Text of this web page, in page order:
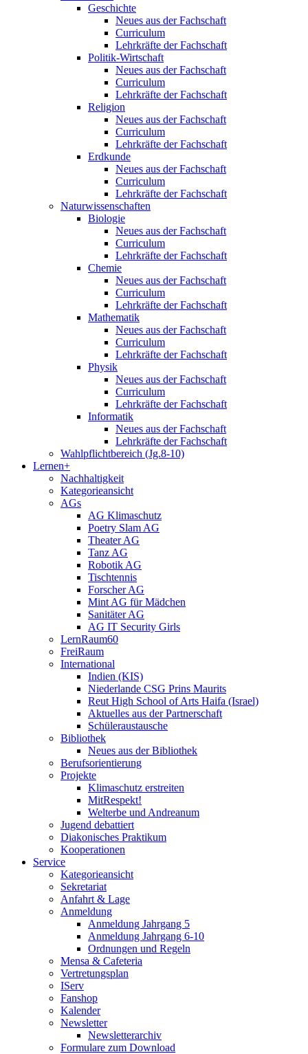
Geschichte
Neues aus der Fachschaft
Curriculum
Lehrkräfte der Fachschaft
Politik-Wirtschaft
Neues aus der Fachschaft
Curriculum
Lehrkräfte der Fachschaft
Religion
Neues aus der Fachschaft
Curriculum
Lehrkräfte der Fachschaft
Erdkunde
Neues aus der Fachschaft
Curriculum
Lehrkräfte der Fachschaft
Naturwissenschaften
Biologie
Neues aus der Fachschaft
Curriculum
Lehrkräfte der Fachschaft
Chemie
Neues aus der Fachschaft
Curriculum
Lehrkräfte der Fachschaft
Mathematik
Neues aus der Fachschaft
Curriculum
Lehrkräfte der Fachschaft
Physik
Neues aus der Fachschaft
Curriculum
Lehrkräfte der Fachschaft
Informatik
Neues aus der Fachschaft
Lehrkräfte der Fachschaft
Wahlpflichtbereich (Jg.8-10)
Lernen+
Nachhaltigkeit
Kategorieansicht
AGs
AG Klimaschutz
Poetry Slam AG
Theater AG
Tanz AG
Robotik AG
Tischtennis
Forscher AG
Mint AG für Mädchen
Sanitäter AG
AG IT Security Girls
LernRaum60
FreiRaum
International
Indien (KIS)
Niederlande CSG Prins Maurits
Reut High School of Arts Haifa (Israel)
Aktuelles aus der Partnerschaft
Schüleraustausche
Bibliothek
Neues aus der Bibliothek
Berufsorientierung
Projekte
Klimaschutz erstreiten
MitRespekt!
Welterbe und Andreanum
Jugend debattiert
Diakonisches Praktikum
Kooperationen
Service
Kategorieansicht
Sekretariat
Anfahrt & Lage
Anmeldung
Anmeldung Jahrgang 5
Anmeldung Jahrgang 6-10
Ordnungen und Regeln
Mensa & Cafeteria
Vertretungsplan
IServ
Fanshop
Kalender
Newsletter
Newsletterarchiv
Formulare zum Download